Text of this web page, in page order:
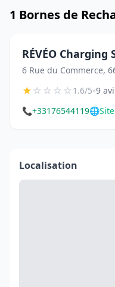
1 Bornes de
RÉVÉO Charging
6 Rue du Commerce,
★☆☆☆☆1.6/5•9
📞+33176544119🌐
Localisation